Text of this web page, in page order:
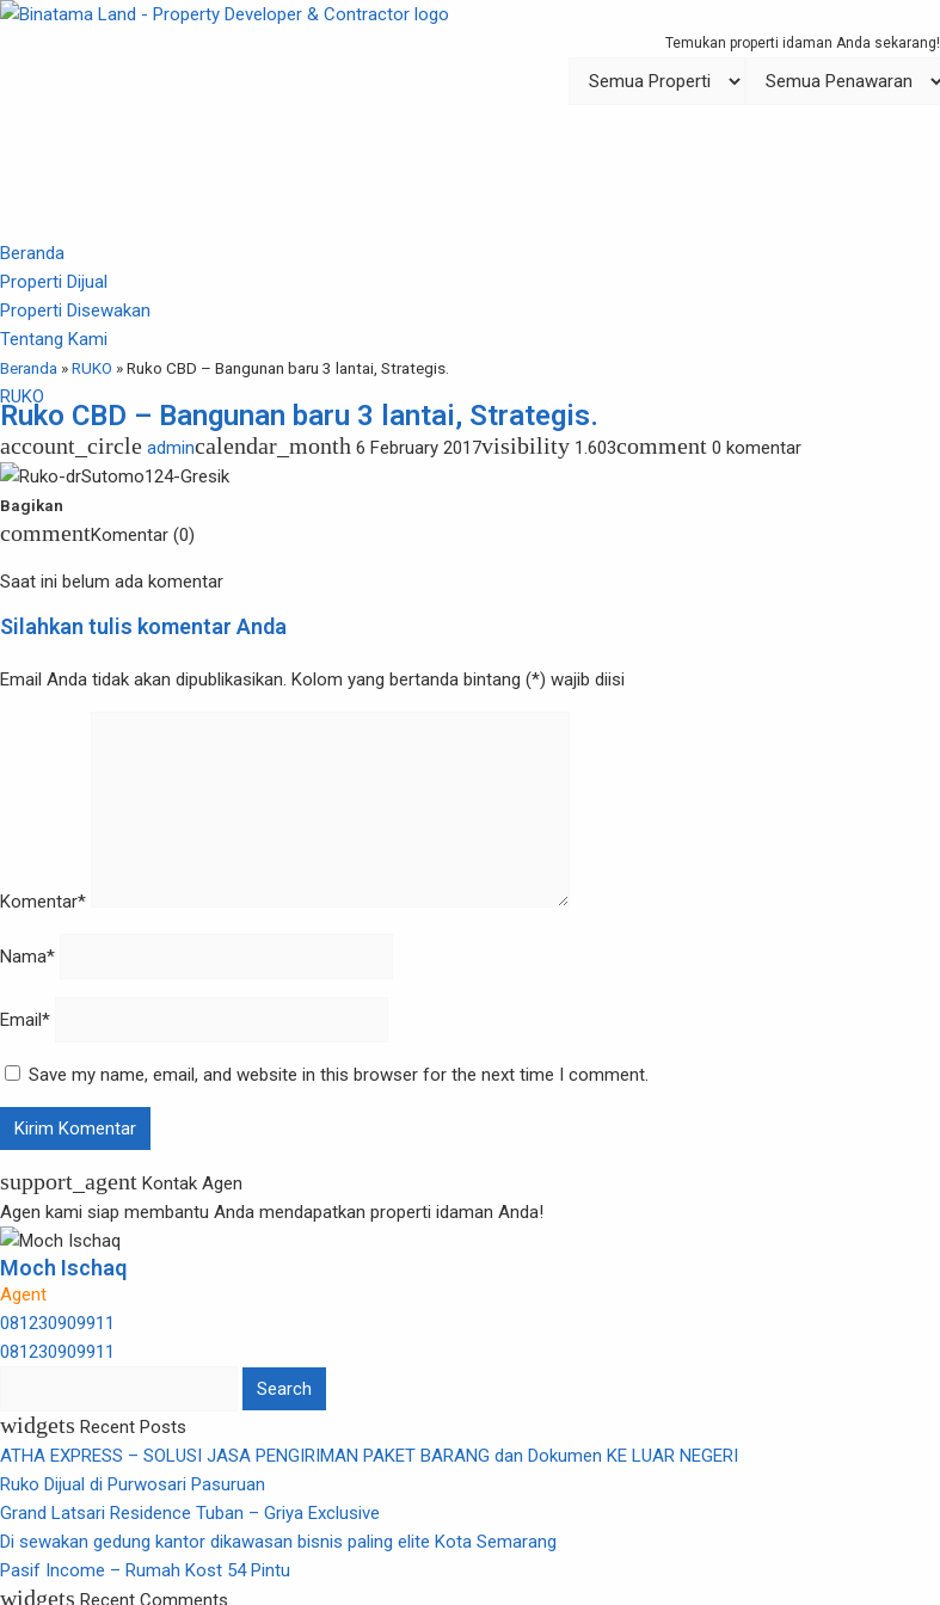
Temukan properti idaman Anda sekarang!
Beranda
Properti Dijual
Properti Disewakan
Tentang Kami
Beranda »RUKO »Ruko CBD – Bangunan baru 3 lantai, Strategis.
RUKO
Ruko CBD – Bangunan baru 3 lantai, Strategis.
account_circle admincalendar_month 6 February 2017visibility 1.603comment 0 komentar
Bagikan
commentKomentar (0)
Saat ini belum ada komentar
Silahkan tulis komentar Anda
Email Anda tidak akan dipublikasikan. Kolom yang bertanda bintang (*) wajib diisi
Komentar*
Nama*
Email*
Save my name, email, and website in this browser for the next time I comment.
support_agent Kontak Agen
Agen kami siap membantu Anda mendapatkan properti idaman Anda!
Moch Ischaq
Agent
081230909911
081230909911
widgets Recent Posts
ATHA EXPRESS – SOLUSI JASA PENGIRIMAN PAKET BARANG dan Dokumen KE LUAR NEGERI
Ruko Dijual di Purwosari Pasuruan
Grand Latsari Residence Tuban – Griya Exclusive
Di sewakan gedung kantor dikawasan bisnis paling elite Kota Semarang
Pasif Income – Rumah Kost 54 Pintu
widgets Recent Comments